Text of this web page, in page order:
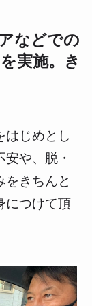
などでの
実施。き
はじめとし
や、脱・
をきちんと
につけて頂